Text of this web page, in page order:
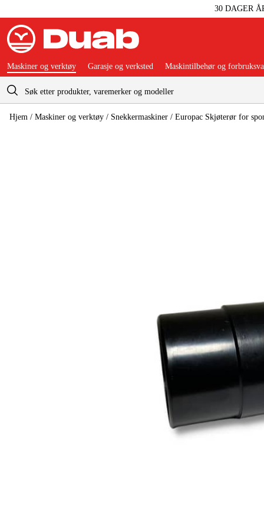
30 DAGER
Handlevogn
Maskiner og verktøy Garasje og verksted Maskintilbehør og
Hjem / Maskiner og verktøy / Snekkermaskiner / Europac Skjøterør for